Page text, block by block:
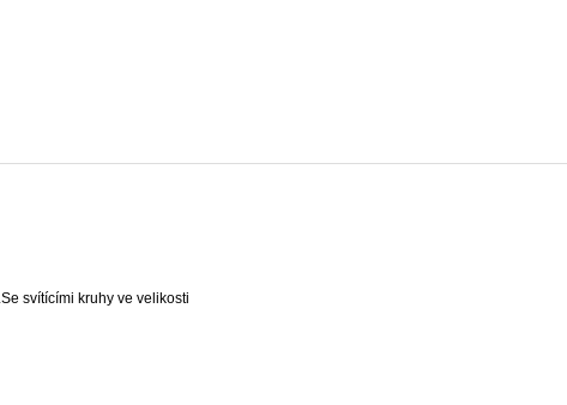
svítícími kruhy ve velikosti